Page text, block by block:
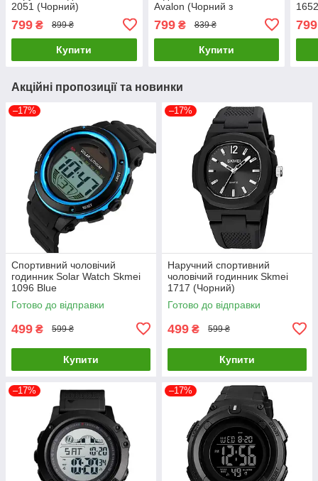
2051 (Чорний)
799 ₴ 899 ₴
Купити
Avalon (Чорний з
799₴ 839 ₴
Купити
799
Акційні пропозиції та новинки
–17%
Спортивний чоловічий
годинник Solar Watch Skmei
1096 Blue
Готово до відправки
499 ₴ 599 ₴
Купити
–17%
Наручний спортивний
чоловічий годинник Skmei
1717 (Чорний)
Готово до відправки
499 ₴ 599 ₴
Купити
–17% –17%